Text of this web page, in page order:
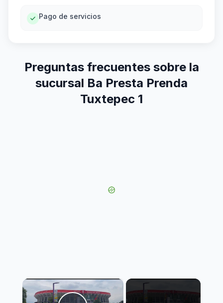
Pago de servicios
Preguntas frecuentes sobre la
sucursal Ba Presta Prenda
Tuxtepec 1
×